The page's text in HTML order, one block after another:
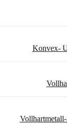
Konvex-